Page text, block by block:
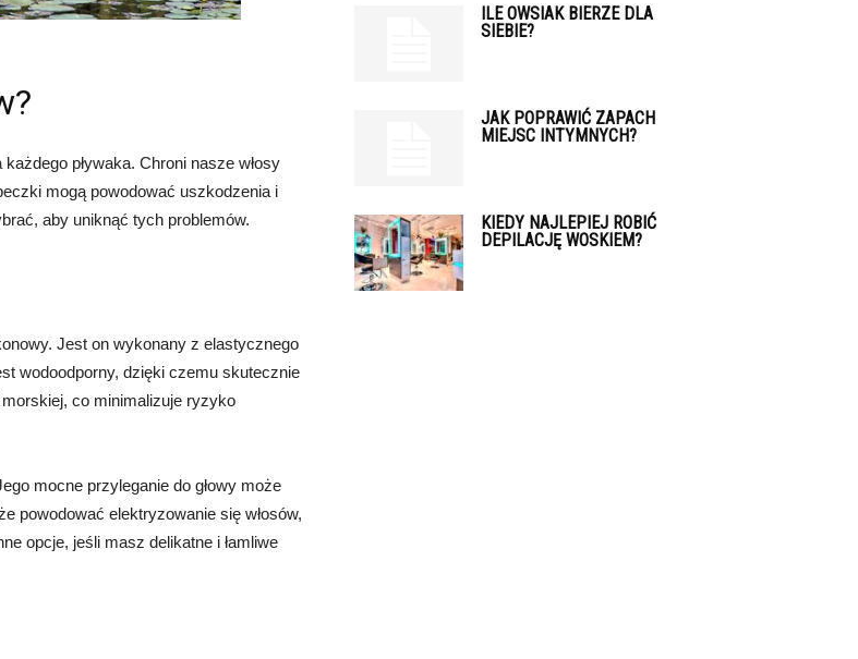
pływaka. Chroni nasze włosy
mogą powodować uszkodzenia i
aby uniknąć tych problemów.
Jest on wykonany z elastycznego
wodoodporny, dzięki czemu skutecznie
co minimalizuje ryzyko
mocne przyleganie do głowy może
powodować elektryzowanie się włosów,
opcje, jeśli masz delikatne i łamliwe
ILE OWSIAK BIERZE DLA
SIEBIE?
JAK POPRAWIĆ ZAPACH
MIEJSC INTYMNYCH?
KIEDY NAJLEPIEJ ROBIĆ
DEPILACJĘ WOSKIEM?